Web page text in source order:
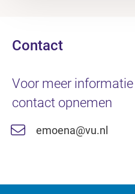
Contact
Voor meer
contact opnemen
emoena@vu.nl